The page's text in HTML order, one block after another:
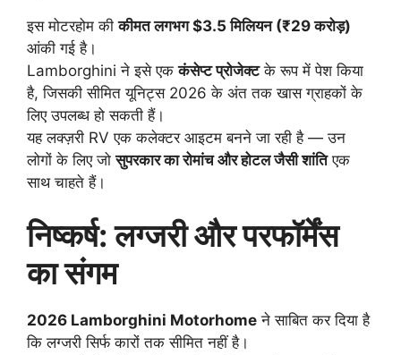
इस मोटरहोम कीकीमत लगभग $3.5 मिलियन (₹29 करोड़)
आंकी गई है।
Lamborghini ने इसे एककंसेप्ट प्रोजेक्टके रूप में पेश किया
है, जिसकी सीमित यूनिट्स 2026 के अंत तक खास ग्राहकों के
लिए उपलब्ध हो सकती हैं।
यह लक्ज़री RV एक कलेक्टर आइटम बनने जा रही है — उन
लोगों के लिए जोसुपरकार का रोमांच और होटल जैसी शांतिएक
साथ चाहते हैं।
निष्कर्ष: लग्जरी और परफॉर्मेंस
का संगम
2026 Lamborghini Motorhome ने साबित कर दिया है
कि लग्जरी सिर्फ कारों तक सीमित नहीं है।